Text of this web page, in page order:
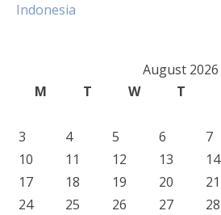
Indonesia
August 2026
M
T W T
3
4 5 6 7
10
11 12 13 14
17
18 19 20 21
24
25 26 27 28